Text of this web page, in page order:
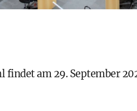
findet am 29. September